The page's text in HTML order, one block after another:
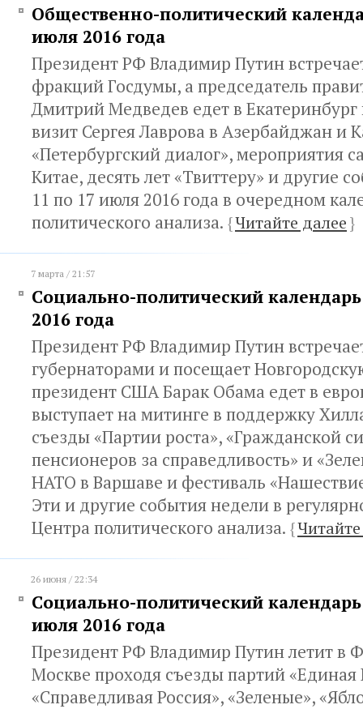
Общественно-политический
июля 2016 года
Президент РФ Владимир Путин
фракций Госдумы, а председатель
Дмитрий Медведев едет в
визит Сергея Лаврова в Азербайджан и
«Петербургский диалог», мероприятия
Китае, десять лет «Твиттеру» и другие
11 по 17 июля 2016 года в очередном
политического анализа. {Читайте далее}
7 марта / 21:57
Социально-политический
2016 года
Президент РФ Владимир Путин
губернаторами и посещает
президент США Барак Обама едет в
выступает на митинге в поддержку
съезды «Партии роста», «Гражданской
пенсионеров за справедливость» и
НАТО в Варшаве и фестиваль
Эти и другие события недели в
Центра политического анализа. {
26 июня / 22:34
Социально-политический
июля 2016 года
Президент РФ Владимир Путин летит в
Москве проходя съезды партий «Единая
«Справедливая Россия», «Зеленые»,